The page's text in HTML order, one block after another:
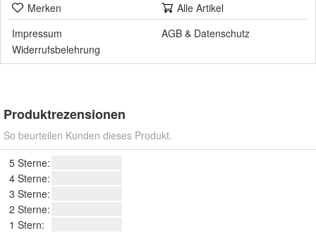
Merken
Alle Artikel
Impressum
AGB & Datenschutz
Widerrufsbelehrung
Produktrezensionen
So beurteilen Kunden dieses Produkt.
5 Sterne:
4 Sterne:
3 Sterne:
2 Sterne:
1 Stern: